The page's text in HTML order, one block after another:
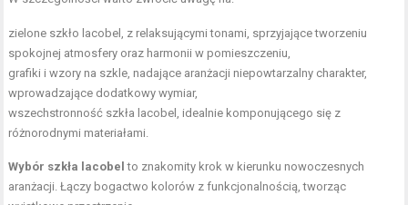
zielone szkło lacobel, z relaksującymi tonami, sprzyjające tworzeniu
spokojnej atmosfery oraz harmonii w pomieszczeniu,
grafiki i wzory na szkle, nadające aranżacji niepowtarzalny charakter,
wprowadzające dodatkowy wymiar,
wszechstronność szkła lacobel, idealnie komponującego się z
różnorodnymi materiałami.
Wybór szkła lacobel to znakomity krok w kierunku nowoczesnych
aranżacji. Łączy bogactwo kolorów z funkcjonalnością, tworząc